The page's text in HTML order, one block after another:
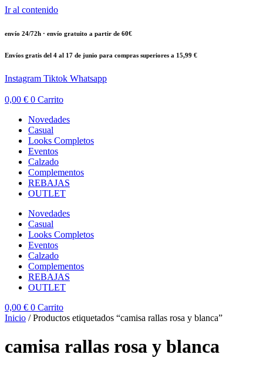
Ir al contenido
envío 24/72h · envío gratuito a partir de 60€
Envíos gratis del 4 al 17 de junio para compras superiores a 15,99 €
Instagram Tiktok Whatsapp
0,00 € 0 Carrito
Novedades
Casual
Looks Completos
Eventos
Calzado
Complementos
REBAJAS
OUTLET
Novedades
Casual
Looks Completos
Eventos
Calzado
Complementos
REBAJAS
OUTLET
0,00 € 0 Carrito
Inicio / Productos etiquetados “camisa rallas rosa y blanca”
camisa rallas rosa y blanca